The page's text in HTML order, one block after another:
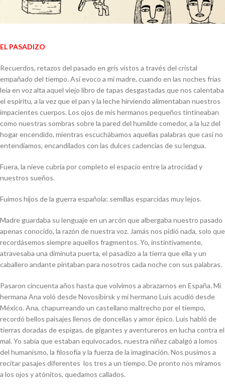
EL PASADIZO
Recuerdos, retazos del pasado en gris vistos a través del cristal
empañado del tiempo. Así evoco a mi madre, cuando en las noches frías
leía en voz alta aquel viejo libro de tapas desgastadas que nos calentaba
el espíritu, a la vez que el pan y la leche hirviendo alimentaban nuestros
impacientes cuerpos. Los ojos de mis hermanos pequeños tintineaban
como nuestras sombras sobre la pared del humilde comedor, a la luz del
hogar encendido, mientras escuchábamos aquellas palabras que casi no
entendíamos, encandilados con las dulces cadencias de su lengua.
Fuera, la nieve cubría por completo el espacio entre la atrocidad y
nuestros sueños.
Fuimos hijos de la guerra española; semillas esparcidas muy lejos.
Madre guardaba su lenguaje en un arcón que albergaba nuestro pasado
apenas conocido, la razón de nuestra voz. Jamás nos pidió nada, solo que
recordásemos siempre aquellos fragmentos. Yo, instintivamente,
atravesaba una diminuta puerta, el pasadizo a la tierra que ella y un
caballero andante pintaban para nosotros cada noche con sus palabras.
Pasaron cincuenta años hasta que volvimos a abrazarnos en España. Mi
hermana Ana voló desde Novosibirsk y mi hermano Luis acudió desde
México. Ana, chapurreando un castellano maltrecho por el tiempo,
recordó bellos paisajes llenos de doncellas y amor épico. Luis habló de
tierras doradas de espigas, de gigantes y aventureros en lucha contra el
mal. Yo sabía que estaban equivocados, nuestra niñez cabalgó a lomos
del humanismo, la filosofía y la fuerza de la imaginación. Nos pusimos a
recitar pasajes diferentes los tres a un tiempo. De pronto nos miramos
a los ojos y atónitos, quedamos callados.